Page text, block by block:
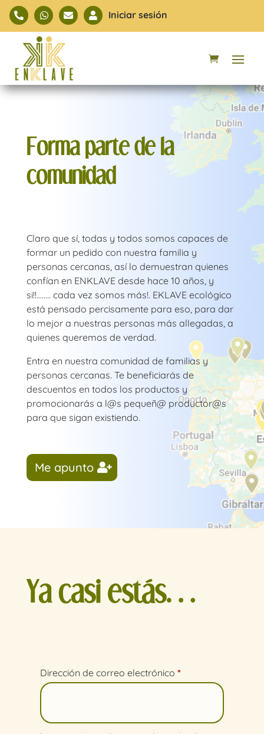
    Iniciar sesión
Forma parte de la
comunidad
Claro que sí, todas y todos somos capaces de
formar un pedido con nuestra familia y
personas cercanas, así lo demuestran quienes
confían en ENKLAVE desde hace 10 años, y
si!!…….. cada vez somos más!. EKLAVE ecológico
está pensado percisamente para eso, para dar
lo mejor a nuestras personas más allegadas, a
quienes queremos de verdad.
Entra en nuestra comunidad de familias y
personas cercanas. Te beneficiarás de
descuentos en todos los productos y
promocionarás a l@s pequeñ@ productor@s
para que sigan existiendo.
Me apunto
Ya casi estás…
Dirección de correo electrónico *Obligatorio